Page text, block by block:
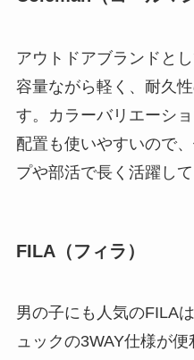
アウトドアブランドと
容量ながら軽く、耐久
す。カラーバリエーシ
配置も使いやすいので
プや部活で長く活躍して
FILA（フィラ）
男の子にも人気のFILA
ュックの3WAY仕様が